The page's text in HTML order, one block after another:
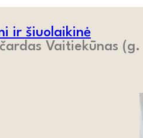
ir šiuolaikinė
Vaitiekūnas (g.